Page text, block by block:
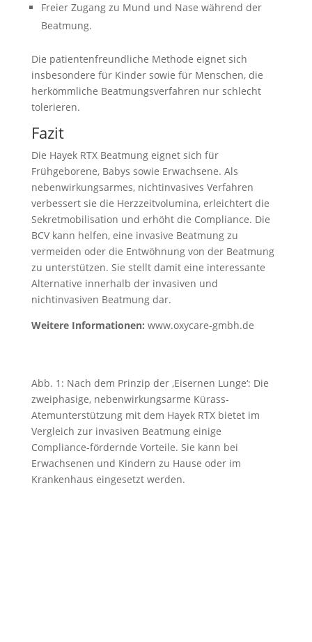
Freier Zugang zu Mund und Nase während der
Beatmung.
Die patientenfreundliche Methode eignet sich
insbesondere für Kinder sowie für Menschen, die
herkömmliche Beatmungsverfahren nur schlecht
tolerieren.
Fazit
Die Hayek RTX Beatmung eignet sich für
Frühgeborene, Babys sowie Erwachsene. Als
nebenwirkungsarmes, nichtinvasives Verfahren
verbessert sie die Herzzeitvolumina, erleichtert die
Sekretmobilisation und erhöht die Compliance. Die
BCV kann helfen, eine invasive Beatmung zu
vermeiden oder die Entwöhnung von der Beatmung
zu unterstützen. Sie stellt damit eine interessante
Alternative innerhalb der invasiven und
nichtinvasiven Beatmung dar.
Weitere Informationen: www.oxycare-gmbh.de
Abb. 1: Nach dem Prinzip der ‚Eisernen Lunge‘: Die
zweiphasige, nebenwirkungsarme Kürass-
Atemunterstützung mit dem Hayek RTX bietet im
Vergleich zur invasiven Beatmung einige
Compliance-fördernde Vorteile. Sie kann bei
Erwachsenen und Kindern zu Hause oder im
Krankenhaus eingesetzt werden.